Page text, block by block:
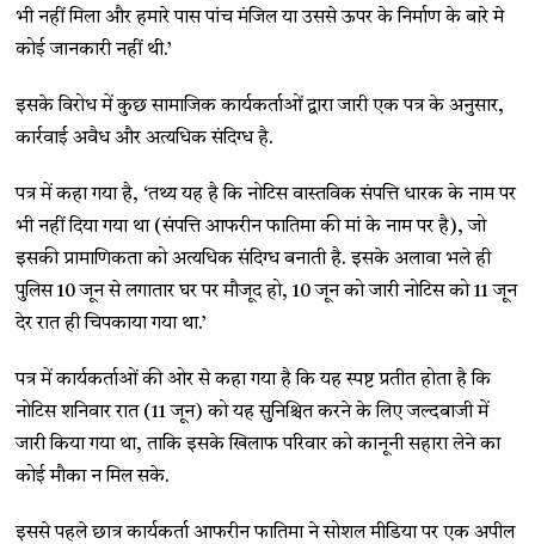
भी नहीं मिला और हमारे पास पांच मंजिल या उससे ऊपर के निर्माण के बारे मे
कोई जानकारी नहीं थी.’
इसके विरोध में कुछ सामाजिक कार्यकर्ताओं द्वारा जारी एक पत्र के अनुसार,
कार्रवाई अवैध और अत्यधिक संदिग्ध है.
पत्र में कहा गया है, ‘तथ्य यह है कि नोटिस वास्तविक संपत्ति धारक के नाम पर
भी नहीं दिया गया था (संपत्ति आफरीन फातिमा की मां के नाम पर है), जो
इसकी प्रामाणिकता को अत्यधिक संदिग्ध बनाती है. इसके अलावा भले ही
पुलिस 10 जून से लगातार घर पर मौजूद हो, 10 जून को जारी नोटिस को 11 जून
देर रात ही चिपकाया गया था.’
पत्र में कार्यकर्ताओं की ओर से कहा गया है कि यह स्पष्ट प्रतीत होता है कि
नोटिस शनिवार रात (11 जून) को यह सुनिश्चित करने के लिए जल्दबाजी में
जारी किया गया था, ताकि इसके खिलाफ परिवार को कानूनी सहारा लेने का
कोई मौका न मिल सके.
इससे पहले छात्र कार्यकर्ता आफरीन फातिमा ने सोशल मीडिया पर एक अपील